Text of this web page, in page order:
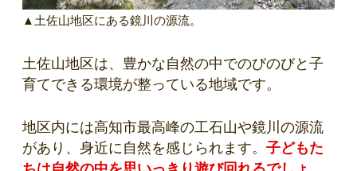
▲土佐山地区にある鏡川の源流。
土佐山地区は、豊かな自然の中でのびのびと子
育てできる環境が整っている地域です。
地区内には高知市最高峰の工石山や鏡川の源流
があり、身近に自然を感じられます。 子どもた